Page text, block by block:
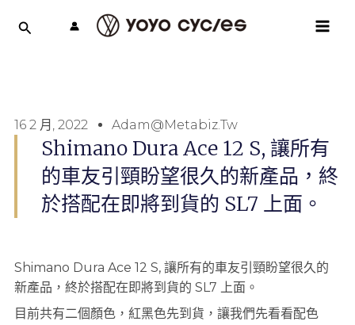
16 2 月, 2022 Adam@metabiz.tw
Shimano Dura Ace 12 S, 讓所有
的車友引頸盼望很久的新產品，終
於搭配在即將到貨的 SL7 上面。
Shimano Dura Ace 12 S, 讓所有的車友引頸盼望很久的
新產品，終於搭配在即將到貨的 SL7 上面。
目前共有二個顏色，紅黑色先到貨，讓我們先看看配色